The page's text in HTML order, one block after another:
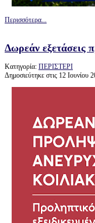
Περισσότερα...
Δωρεάν εξετάσεις
Κατηγορία: ΠΕΡΙΣΤΕΡΙ
Δημοσιεύτηκε στις 12 Ιουνίου